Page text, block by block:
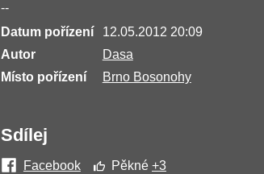
--
Datum pořízení
12.05.2012 20:09
Autor
Dasa
Místo pořízení
Brno Bosonohy
Sdílej
Facebook Pěkné +3